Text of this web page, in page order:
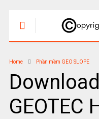
Home Phần mềm GEO SLOPE
GEOTEC